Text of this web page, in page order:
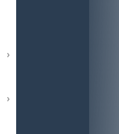
›
›